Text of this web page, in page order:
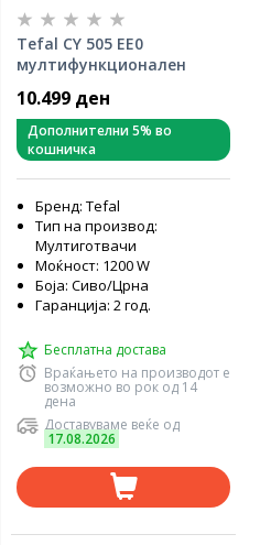
Tefal CY 505 EE0
мултифункционален
10.499 ден
Дополнителни 5% во
кошничка
Бренд: Tefal
Тип на производ:
Мултиготвачи
Моќност: 1200 W
Боја: Сиво/Црна
Гаранција: 2 год.
Бесплатна достава
Враќањето на производот е
возможно во рок од 14
дена
Доставуваме веќе од
17.08.2026